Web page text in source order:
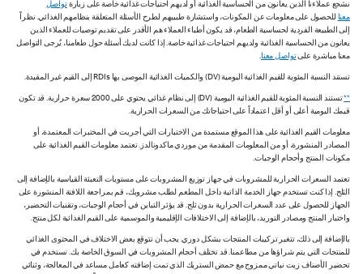
نشجع عملاءنا الذين يعانون من الحساسية الغذائية أو لديهم احتياجات غذائية خاصة على زيارةتواصل
معنا للحصول على معلومات عن المكونات، واستشارة طبيبهم لطرح الأسئلة المتعلقة بنظامهم الغذائي. نظراً
إلى الطبيعة الفردية لحساسية الطعام، قد يكون أطباء العملاء هم الأقدر على تقديم توصيات للعملاء الذين
يعانون من الحساسية الغذائية ولديهم احتياجات غذائية خاصة. إذا كانت لديك أسئلة حول طعامنا، يُرجى التواصل
معنا مباشرة علىتواصل معنا.
تستند النسبة المئوية للقيم الغذائية اليومية (DV) والكميات الغذائية الموصى بها RDIs إلى القيم غير المقيدة.
**
تستند النسبة المئوية للقيم الغذائية اليومية (DV) إلى نظام غذائي يحتوي على 2000 سعرة حرارية. قد تكون
قيمك اليومية أعلى أو أقل اعتماداً على احتياجاتك من السعرات الحرارية.
معلومات القيم الغذائية على هذا الموقع مستمدة من الاختبارات التي أجريت في المختبرات المعتمدة، أو
المصادر المنشورة، أو من المعلومات المقدمة من موردي ماكدونالدز. تعتمد معلومات القيم الغذائية على
مكونات المنتج وأحجام الوجبات.
تعتمد السعرات الحرارية للمشروبات في جهاز توزيع المشروبات على مستويات التعبئة القياسية بالإضافة إلى
الثلج. إذا كنت تستخدم جهاز الخدمة الذاتية داخل المطعم لطلب مشروبك، قم بمراجعة اللافتة المنشورة على
الجهاز للحصول على عدد السعرات الحرارية بدون ثلج. قد يؤثر التباين في أحجام الوجبات، وتقنيات التحضير،
واختبار المنتج ومصادر التوريد، بالإضافة إلى الاختلافات الإقليمية والموسمية على القيم الغذائية لكل منتج.
بالإضافة إلى ذلك، تتغير تركيبات المنتجات بشكل دوري. يجب أن تتوقع بعض الاختلاف في المحتوى الغذائي
للمنتجات التي يتم شراؤها من مطاعمنا. قد تختلف أحجام المشروبات في السوق الخاصة بك. نستخدم في
تحضير الأصناف زيت نباتي ممزوج مع حمض الستريك الذي تمت إضافته كعامل مساعد في المعالجة، وثنائي